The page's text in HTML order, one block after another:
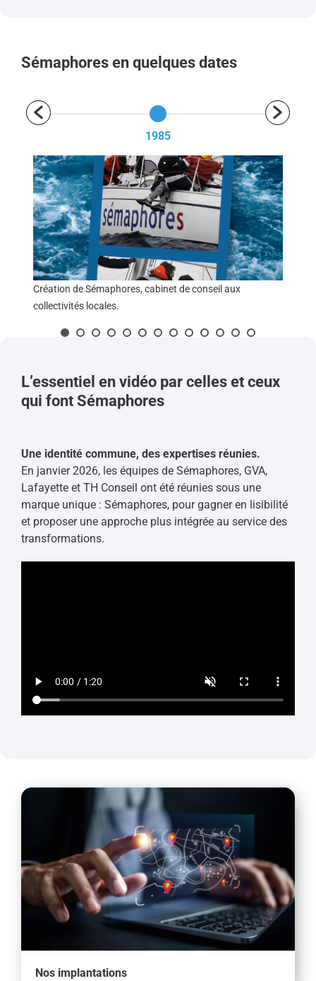
Sémaphores en quelques dates
1985
Création de Sémaphores, cabinet de conseil aux
collectivités locales.
L’essentiel en vidéo par celles et ceux
qui font Sémaphores
Une identité commune, des expertises réunies.
En janvier 2026, les équipes de Sémaphores, GVA,
Lafayette et TH Conseil ont été réunies sous une
marque unique : Sémaphores, pour gagner en lisibilité
et proposer une approche plus intégrée au service des
transformations.
Nos implantations